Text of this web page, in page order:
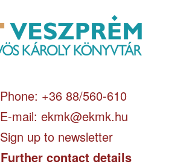
Phone: +36 88/560-610
E-mail: ekmk@ekmk.hu
Sign up to newsletter
Further contact details